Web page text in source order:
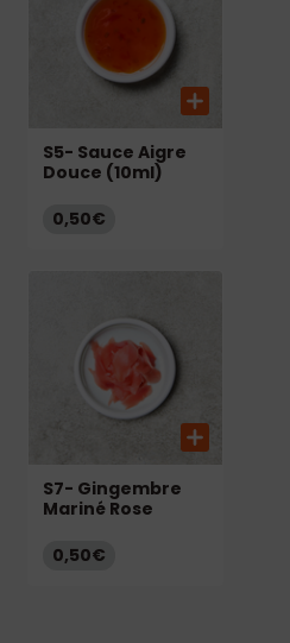
S5- Sauce Aigre
Douce (10ml)
0,50€
S7- Gingembre
Mariné Rose
0,50€